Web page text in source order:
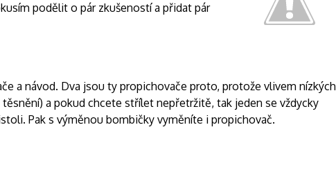
podělit o pár zkušeností a přidat pár
a návod. Dva jsou ty propichovače proto, protože vlivem nízkých
a pokud chcete střílet nepřetržitě, tak jeden se vždycky
Pak s výměnou bombičky vyměníte i propichovač.